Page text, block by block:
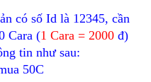
có số Id là 12345, cần
Cara (1 Cara = 2000 đ)
tin như sau:
50C